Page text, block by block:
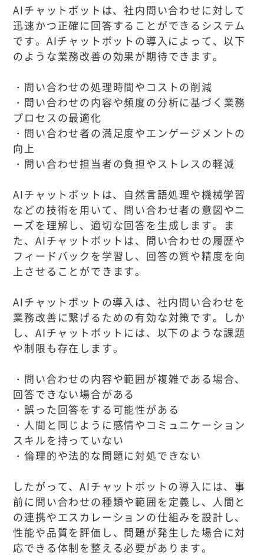
AIチャットボットは、社内問い合わせに対して
迅速かつ正確に回答することができるシステム
です。AIチャットボットの導入によって、以下
のような業務改善の効果が期待できます。
・問い合わせの処理時間やコストの削減
・問い合わせの内容や頻度の分析に基づく業務
プロセスの最適化
・問い合わせ者の満足度やエンゲージメントの
向上
・問い合わせ担当者の負担やストレスの軽減
AIチャットボットは、自然言語処理や機械学習
などの技術を用いて、問い合わせ者の意図やニ
ーズを理解し、適切な回答を生成します。ま
た、AIチャットボットは、問い合わせの履歴や
フィードバックを学習し、回答の質や精度を向
上させることができます。
AIチャットボットの導入は、社内問い合わせを
業務改善に繋げるための有効な対策です。しか
し、AIチャットボットには、以下のような課題
や制限も存在します。
・問い合わせの内容や範囲が複雑である場合、
回答できない場合がある
・誤った回答をする可能性がある
・人間と同じように感情やコミュニケーション
スキルを持っていない
・倫理的や法的な問題に対処できない
したがって、AIチャットボットの導入には、事
前に問い合わせの種類や範囲を定義し、人間と
の連携やエスカレーションの仕組みを設計し、
性能や品質を評価し、問題が発生した場合に対
応できる体制を整える必要があります。